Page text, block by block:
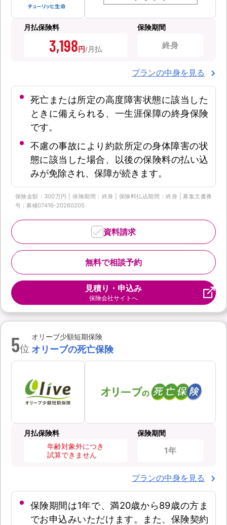
月払保険料
3,198円
保険期間
終身
プランの中身を見る
死亡または所定の高度障害状態に該当した
ときに備えられる、一生涯保障の終身保険
です。
不慮の事故により約款所定の身体障害の状
態に該当した場合、以後の保険料の払い込
みが免除され、保障が続きます。
保険金額：300万円 | 保険期間：終身 | 保険料払込期間：終身 | 募集文書番
号：募補07416-20260205
無料で相談予約
資料請求
見積り・申込み
保険会社サイトへ
5位
オリーブ少額短期保険
オリーブの死亡保険
月払保険料
年齢対象外につき
試算できません
保険期間
1年
プランの中身を見る
保険期間は1年で、満20歳から89歳の方ま
でお申込みいただけます。また、保険契約